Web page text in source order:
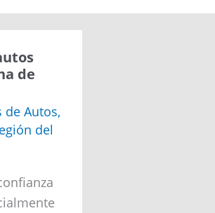
de
de Autos,
del